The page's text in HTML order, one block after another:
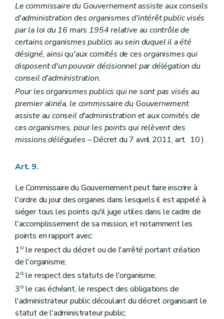
Le commissaire du Gouvernement assiste aux conseils
d'administration des organismes d'intérêt public visés
par la loi du 16 mars 1954 relative au contrôle de
certains organismes publics au sein duquel il a été
désigné, ainsi qu'aux comités de ces organismes qui
disposent d'un pouvoir décisionnel par délégation du
conseil d'administration.
Pour les organismes publics qui ne sont pas visés au
premier alinéa, le commissaire du Gouvernement
assiste au conseil d'administration et aux comités de
ces organismes, pour les points qui relèvent des
missions déléguées – Décret du 7 avril 2011, art. 10 ) .
Art. 9.
Le Commissaire du Gouvernement peut faire inscrire à
l'ordre du jour des organes dans lesquels il est appelé à
siéger tous les points qu'il juge utiles dans le cadre de
l'accomplissement de sa mission, et notamment les
points en rapport avec:
1o le respect du décret ou de l'arrêté portant création
de l'organisme;
2o le respect des statuts de l'organisme;
3o le cas échéant, le respect des obligations de
l'administrateur public découlant du décret organisant le
statut de l'administrateur public;